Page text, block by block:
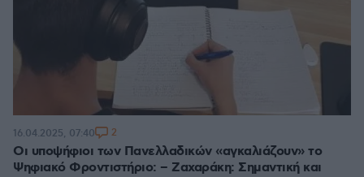
Οι υποψήφιοι των Πανελλαδικών «αγκαλιάζουν» το
Ψηφιακό Φροντιστήριο: – Ζαχαράκη: Σημαντική και
16.04.2025, 07:40 2